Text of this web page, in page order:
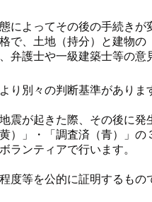
よってその後の手続きが
、土地（持分）と建物
弁護士や一級建築士等の意
別々の判断基準がありま
が起きた際、その後に
）」・「調査済（青）」の
ランティアで行います。
等を公的に証明するも